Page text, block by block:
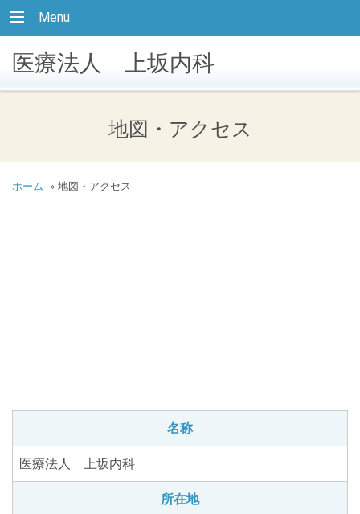
Menu
医療法人 上坂内科
地図・アクセス
ホーム » 地図・アクセス
名称
医療法人 上坂内科
所在地